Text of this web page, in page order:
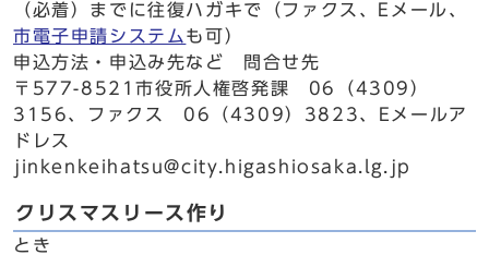
（必着）までに往復ハガキで（ファクス、Eメール、
市電子申請システム も可）
申込方法・申込み先など 問合せ先
〒577-8521市役所人権啓発課 06（4309）
3156、ファクス 06（4309）3823、Eメールア
ドレス
jinkenkeihatsu@city.higashiosaka.lg.jp
クリスマスリース作り
とき